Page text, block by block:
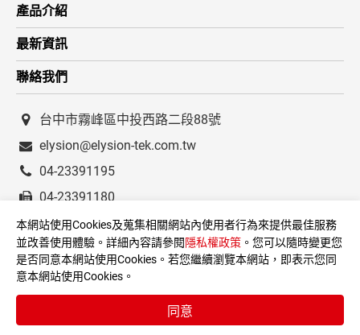
產品介紹
最新資訊
聯絡我們
台中市霧峰區中投西路二段88號
elysion@elysion-tek.com.tw
04-23391195
04-23391180
Copyright © ELYSION-TEK.
使用條款 隱私權政策
本網站使用Cookies及蒐集相關網站內使用者行為來提供最佳服務
並改善使用體驗。詳細內容請參閱 隱私權政策 。您可以隨時變更您
是否同意本網站使用Cookies。若您繼續瀏覽本網站，即表示您同
意本網站使用Cookies。
同意